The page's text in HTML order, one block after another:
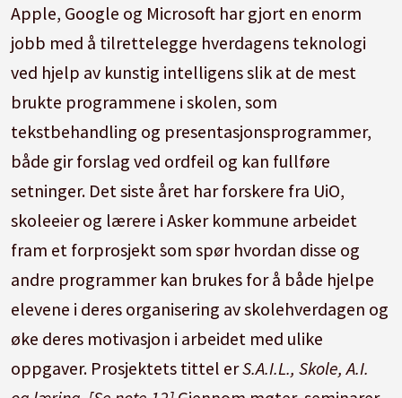
Apple, Google og Microsoft har gjort en enorm
jobb med å tilrettelegge hverdagens teknologi
ved hjelp av kunstig intelligens slik at de mest
brukte programmene i skolen, som
tekstbehandling og presentasjonsprogrammer,
både gir forslag ved ordfeil og kan fullføre
setninger. Det siste året har forskere fra UiO,
skoleeier og lærere i Asker kommune arbeidet
fram et forprosjekt som spør hvordan disse og
andre programmer kan brukes for å både hjelpe
elevene i deres organisering av skolehverdagen og
øke deres motivasjon i arbeidet med ulike
oppgaver. Prosjektets tittel erS.A.I.L.,Skole, A.I.